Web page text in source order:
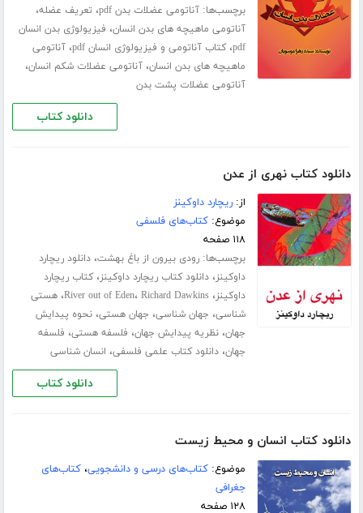
برچسب‌ها:آناتومی عضلات بدن pdf ، تعریف عضله،
آناتومی ماهیچه های بدن انسان، فیزیولوژی بدن انسان
pdf،کتاب آناتومی و فیزیولوژی انسان pdf ،آناتومی
ماهیچه های بدن انسان،آناتومی عضلات شکم انسان،
آناتومی عضلات پشت بدن
دانلود کتاب
دانلود کتاب نهری از عدن
از:ریچارد داوکینز
موضوع:کتاب‌های فلسفی
۱۱۸ صفحه
برچسب‌ها:رودی بیرون از باغ بهشت،دانلود ریچارد
داوکینز،دانلود کتاب ریچارد داوکینز،کتاب ریچارد
داوکینز، River out of Eden، Richard Dawkins ،هستی
شناسی، جهان شناسی، جهان هستی،نحوه پیدایش
جهان،نظریه پیدایش جهان، فلسفه هستی، فلسفه
جهان،دانلود کتاب علمی فلسفی، انسان شناسی
دانلود کتاب
دانلود کتاب انسان و محیط زیست
موضوع:کتاب‌های درسی و دانشجویی،کتاب‌های
جغرافی
۱۲۸ صفحه